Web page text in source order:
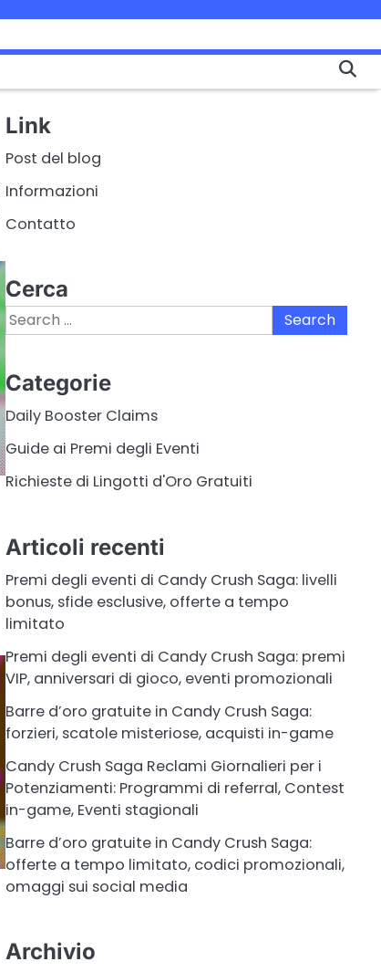
Link
Post del blog
Informazioni
Contatto
Cerca
Search
for:
Categorie
Daily Booster Claims
Guide ai Premi degli Eventi
Richieste di Lingotti d'Oro Gratuiti
Articoli recenti
Premi degli eventi di Candy Crush Saga: livelli
bonus, sfide esclusive, offerte a tempo
limitato
Premi degli eventi di Candy Crush Saga: premi
VIP, anniversari di gioco, eventi promozionali
Barre d’oro gratuite in Candy Crush Saga:
forzieri, scatole misteriose, acquisti in-game
Candy Crush Saga Reclami Giornalieri per i
Potenziamenti: Programmi di referral, Contest
in-game, Eventi stagionali
Barre d’oro gratuite in Candy Crush Saga:
offerte a tempo limitato, codici promozionali,
omaggi sui social media
Archivio